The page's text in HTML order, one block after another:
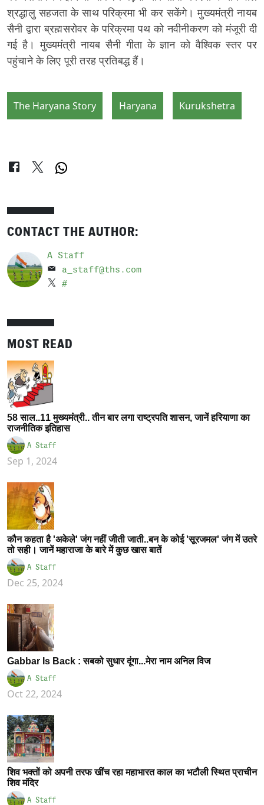
श्रद्धालु सहजता के साथ परिक्रमा भी कर सकेंगे। मुख्यमंत्री नायब
सैनी द्वारा ब्रह्मसरोवर के परिक्रमा पथ को नवीनीकरण को मंजूरी दी
गई है। मुख्यमंत्री नायब सैनी गीता के ज्ञान को वैश्विक स्तर पर
पहुंचाने के लिए पूरी तरह प्रतिबद्ध हैं।
The Haryana Story Haryana Kurukshetra
CONTACT THE AUTHOR:
A Staff
a_staff@ths.com
#
MOST READ
58 साल..11 मुख्यमंत्री.. तीन बार लगा राष्ट्रपति शासन, जानें हरियाणा का
राजनीतिक इतिहास
A Staff
Sep 1, 2024
कौन कहता है 'अकेले' जंग नहीं जीती जाती..बन के कोई 'सूरजमल' जंग में उतरे
तो सही। जानें महाराजा के बारे में कुछ खास बातें
A Staff
Dec 25, 2024
Gabbar Is Back : सबको सुधार दूंगा...मेरा नाम अनिल विज
A Staff
Oct 22, 2024
शिव भक्तों को अपनी तरफ खींच रहा महाभारत काल का भटौली स्थित प्राचीन
शिव मंदिर
A Staff